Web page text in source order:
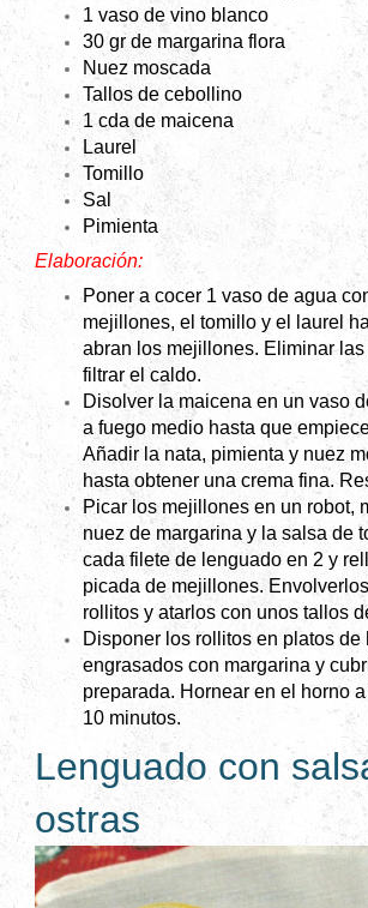
1 vaso de vino blanco
30 gr de margarina flora
Nuez moscada
Tallos de cebollino
1 cda de maicena
Laurel
Tomillo
Sal
Pimienta
Elaboración:
Poner a cocer 1 vaso de agua
mejillones, el tomillo y el laurel
abran los mejillones. Eliminar
filtrar el caldo.
Disolver la maicena en un vaso
a fuego medio hasta que
Añadir la nata, pimienta y nuez
hasta obtener una crema fina.
Picar los mejillones en un robot,
nuez de margarina y la salsa de
cada filete de lenguado en 2 y
picada de mejillones.
rollitos y atarlos con unos tallos
Disponer los rollitos en platos de
engrasados con margarina y
preparada. Hornear en el horno
10 minutos.
Lenguado con
ostras